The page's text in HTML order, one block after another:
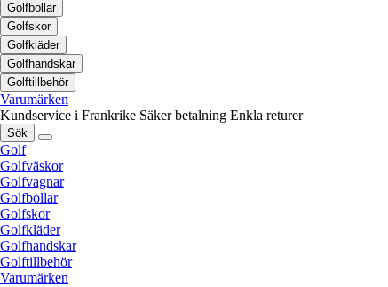
Golfbollar
Golfskor
Golfkläder
Golfhandskar
Golftillbehör
Varumärken
Kundservice i Frankrike Säker betalning Enkla returer
Sök
Golf
Golfväskor
Golfvagnar
Golfbollar
Golfskor
Golfkläder
Golfhandskar
Golftillbehör
Varumärken